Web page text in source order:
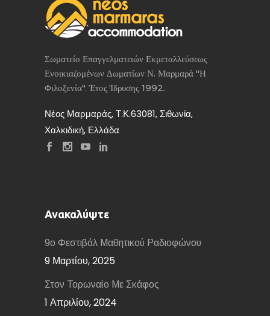
Σωματείο Επαγγελματειών Εκμεταλλεύσεως
Ενοικιαζομένων Δωματίων Ν. Μαρμαρά "Η
Φιλοξενία". Έτος Ίδρυσης 1992.
Νέος Μαρμαράς, Τ.Κ.63081, Σιθωνία,
Χαλκιδική, Ελλάδα
Ανακαλύψτε
9ο Φεστιβάλ Μαθητικού Ραδιοφώνου
9 Μαρτίου, 2025
Στον Τορωναίο Με Σκάφος
1 Απριλίου, 2024